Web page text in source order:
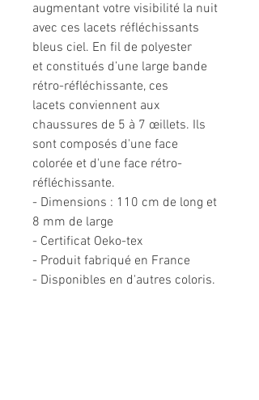
augmentant votre visibilité la nuit
avec ces lacets réfléchissants
bleus ciel. En fil de polyester
et constitués d’une large bande
rétro-réfléchissante, ces
lacets conviennent aux
chaussures de 5 à 7 œillets. Ils
sont composés d'une face
colorée et d'une face rétro-
réfléchissante.
- Dimensions : 110 cm de long et
8 mm de large
- Certificat Oeko-tex
- Produit fabriqué en France
- Disponibles en d'autres coloris.